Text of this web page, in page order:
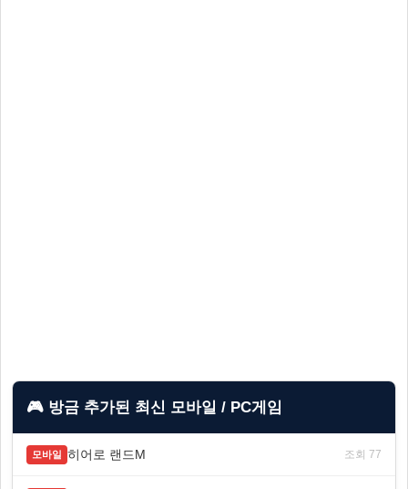
🎮 방금 추가된 최신 모바일 / PC게임
모바일 히어로 랜드M 조회 77